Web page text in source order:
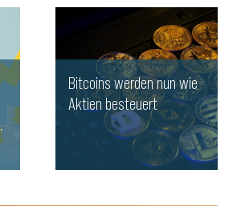
Bitcoins werden nun wie
Aktien besteuert